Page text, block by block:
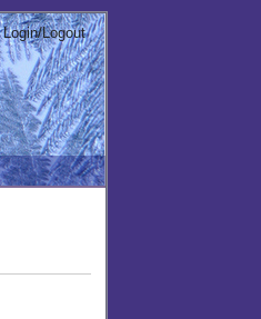
Login/Logout